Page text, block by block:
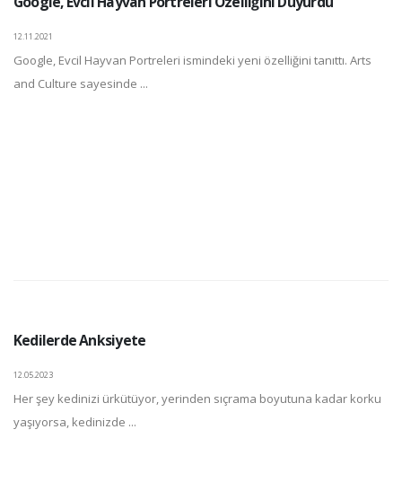
12.11.2021
Google, Evcil Hayvan Portreleri ismindeki yeni özelliğini tanıttı. Arts
and Culture sayesinde ...
Kedilerde Anksiyete
12.05.2023
Her şey kedinizi ürkütüyor, yerinden sıçrama boyutuna kadar korku
yaşıyorsa, kedinizde ...